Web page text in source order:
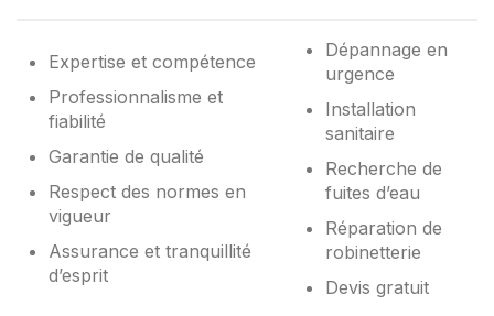
Expertise et compétence
Professionnalisme et
fiabilité
Garantie de qualité
Respect des normes en
vigueur
Assurance et tranquillité
d’esprit
Dépannage en
urgence
Installation
sanitaire
Recherche de
fuites d’eau
Réparation de
robinetterie
Devis gratuit